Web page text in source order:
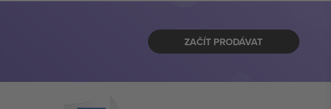
ZAČÍT PRODÁVAT